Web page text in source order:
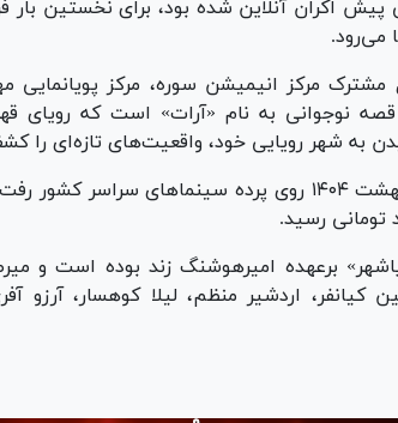
می‌رود.
مرکز انیمیشن سوره، مرکز پویانمایی
قصه نوجوانی به نام «آرات» است که رویای
به شهر رویایی خود، واقعیت‌های تازه‌ای را
برعهده امیرهوشنگ زند بوده است و
کیانفر، اردشیر منظم، لیلا کوهسار، آرزو